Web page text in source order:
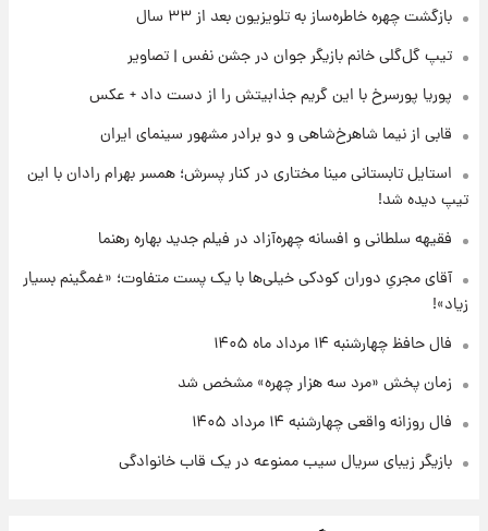
علی مطهری: اجرای کامل تفاهم‌نامه اسلام‌آباد،
۲۱ ساعت پیش
واکنش تند تاکر کارلسون به حمله آمریکا به
مدرسه میناب؛ «باید سیلی محکمی به صورت
۲۱ ساعت پیش
۱۴۰۵/کاهش قیمت طلا و سکه
بازگشت چهره خاطره‌ساز به تلویزیون بعد از ۳۳ سال
تیپ گل‌گلی خانم بازیگر جوان در جشن نفس | تصاویر
پوریا پورسرخ با این گریم جذابیتش را از دست داد + عکس
قابی از نیما شاهرخ‌شاهی و دو برادر مشهور سینمای ایران
استایل تابستانی مینا مختاری در کنار پسرش؛ همسر بهرام رادان با این
تیپ دیده شد!
فقیهه سلطانی و افسانه چهره‌آزاد در فیلم جدید بهاره رهنما
آقای مجریِ دوران کودکی خیلی‌ها با یک پست متفاوت؛ «غمگینم بسیار
زیاد»!
فال حافظ چهارشنبه ۱۴ مرداد ماه ۱۴۰۵
زمان پخش «مرد سه هزار چهره» مشخص شد
فال روزانه واقعی چهارشنبه ۱۴ مرداد ۱۴۰۵
بازیگر زیبای سریال سیب ممنوعه در یک قاب خانوادگی